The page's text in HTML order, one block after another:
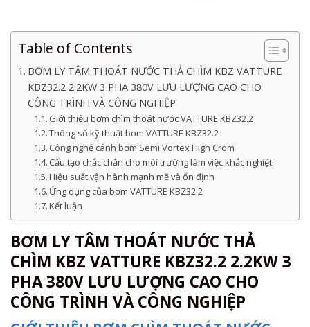
Table of Contents
BƠM LY TÂM THOÁT NƯỚC THẢ CHÌM KBZ VATTURE
KBZ32.2 2.2KW 3 PHA 380V LƯU LƯỢNG CAO CHO
CÔNG TRÌNH VÀ CÔNG NGHIỆP
Giới thiệu bơm chìm thoát nước VATTURE KBZ32.2
Thông số kỹ thuật bơm VATTURE KBZ32.2
Công nghệ cánh bơm Semi Vortex High Crom
Cấu tạo chắc chắn cho môi trường làm việc khắc nghiệt
Hiệu suất vận hành mạnh mẽ và ổn định
Ứng dụng của bơm VATTURE KBZ32.2
Kết luận
BƠM LY TÂM THOÁT NƯỚC THẢ
CHÌM KBZ VATTURE KBZ32.2 2.2KW 3
PHA 380V LƯU LƯỢNG CAO CHO
CÔNG TRÌNH VÀ CÔNG NGHIỆP